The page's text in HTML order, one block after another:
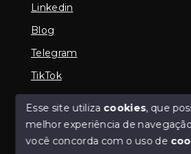
Linkedin
Blog
Telegram
TikTok
© Copyright 2026 - Imobiliária em
imobiliária Araguari |
Esse site utiliza cookies, que
melhor experiência de
você concorda com o uso de